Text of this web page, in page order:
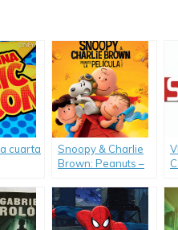
cuarta
Snoopy & Charlie
Brown: Peanuts –
Peanuts Movie)